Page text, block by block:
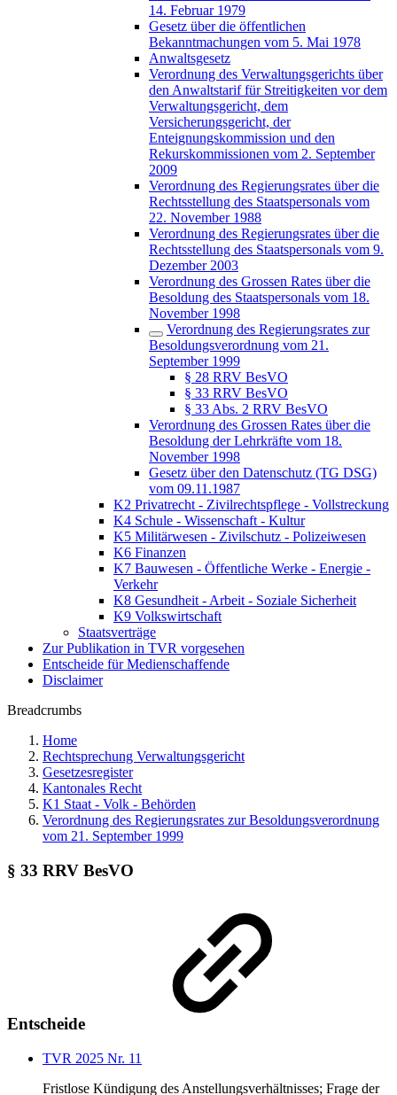
14. Februar 1979
Gesetz über die öffentlichen
Bekanntmachungen vom 5. Mai 1978
Anwaltsgesetz
Verordnung des Verwaltungsgerichts über
den Anwaltstarif für Streitigkeiten vor dem
Verwaltungsgericht, dem
Versicherungsgericht, der
Enteignungskommission und den
Rekurskommissionen vom 2. September
2009
Verordnung des Regierungsrates über die
Rechtsstellung des Staatspersonals vom
22. November 1988
Verordnung des Regierungsrates über die
Rechtsstellung des Staatspersonals vom 9.
Dezember 2003
Verordnung des Grossen Rates über die
Besoldung des Staatspersonals vom 18.
November 1998
Verordnung des Regierungsrates zur
Besoldungsverordnung vom 21.
September 1999
§ 28 RRV BesVO
§ 33 RRV BesVO
§ 33 Abs. 2 RRV BesVO
Verordnung des Grossen Rates über die
Besoldung der Lehrkräfte vom 18.
November 1998
Gesetz über den Datenschutz (TG DSG)
vom 09.11.1987
K2 Privatrecht - Zivilrechtspflege - Vollstreckung
K4 Schule - Wissenschaft - Kultur
K5 Militärwesen - Zivilschutz - Polizeiwesen
K6 Finanzen
K7 Bauwesen - Öffentliche Werke - Energie -
Verkehr
K8 Gesundheit - Arbeit - Soziale Sicherheit
K9 Volkswirtschaft
Staatsverträge
Zur Publikation in TVR vorgesehen
Entscheide für Medienschaffende
Disclaimer
Breadcrumbs
Home
Rechtsprechung Verwaltungsgericht
Gesetzesregister
Kantonales Recht
K1 Staat - Volk - Behörden
Verordnung des Regierungsrates zur Besoldungsverordnung
vom 21. September 1999
§ 33 RRV BesVO
Entscheide
TVR 2025 Nr. 11
Fristlose Kündigung des Anstellungsverhältnisses; Frage der